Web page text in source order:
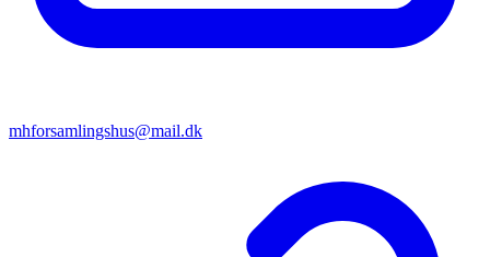
mhforsamlingshus@mail.dk